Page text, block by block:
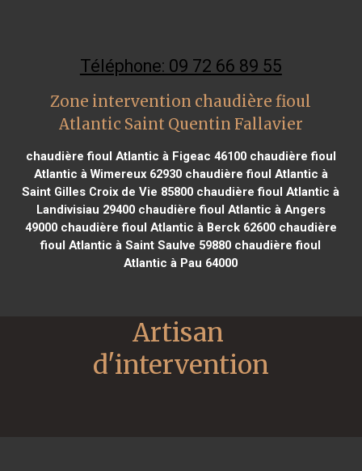
Téléphone: 09 72 66 89 55
Zone intervention chaudière fioul
Atlantic Saint Quentin Fallavier
chaudière fioul Atlantic à Figeac 46100chaudière fioul
Atlantic à Wimereux 62930chaudière fioul Atlantic à
Saint Gilles Croix de Vie 85800 chaudière fioul Atlantic à
Landivisiau 29400chaudière fioul Atlantic à Angers
49000chaudière fioul Atlantic à Berck 62600chaudière
fioul Atlantic à Saint Saulve 59880 chaudière fioul
Atlantic à Pau 64000
Artisan
d'intervention